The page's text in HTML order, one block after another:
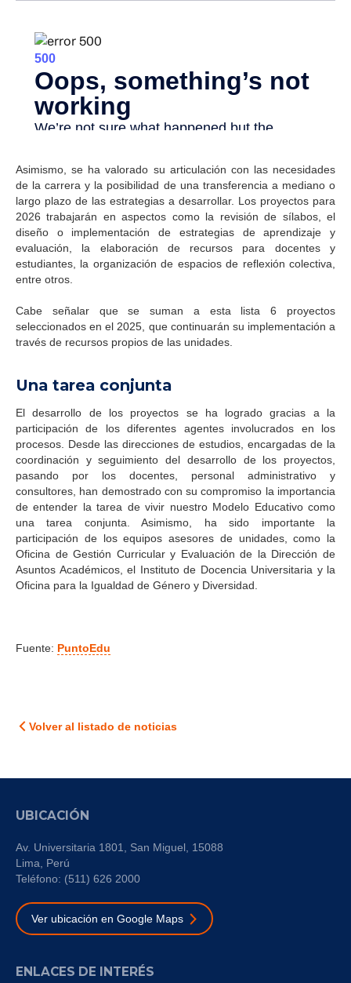
Asimismo, se ha valorado su articulación con las necesidades
de la carrera y la posibilidad de una transferencia a mediano o
largo plazo de las estrategias a desarrollar. Los proyectos para
2026 trabajarán en aspectos como la revisión de sílabos, el
diseño o implementación de estrategias de aprendizaje y
evaluación, la elaboración de recursos para docentes y
estudiantes, la organización de espacios de reflexión colectiva,
entre otros.
Cabe señalar que se suman a esta lista 6 proyectos
seleccionados en el 2025, que continuarán su implementación a
través de recursos propios de las unidades.
Una tarea conjunta
El desarrollo de los proyectos se ha logrado gracias a la
participación de los diferentes agentes involucrados en los
procesos. Desde las direcciones de estudios, encargadas de la
coordinación y seguimiento del desarrollo de los proyectos,
pasando por los docentes, personal administrativo y
consultores, han demostrado con su compromiso la importancia
de entender la tarea de vivir nuestro Modelo Educativo como
una tarea conjunta. Asimismo, ha sido importante la
participación de los equipos asesores de unidades, como la
Oficina de Gestión Curricular y Evaluación de la Dirección de
Asuntos Académicos, el Instituto de Docencia Universitaria y la
Oficina para la Igualdad de Género y Diversidad.
Fuente: PuntoEdu
Volver al listado de noticias
UBICACIÓN
Av. Universitaria 1801, San Miguel, 15088
Lima, Perú
Teléfono: (511) 626 2000
Ver ubicación en Google Maps
ENLACES DE INTERÉS